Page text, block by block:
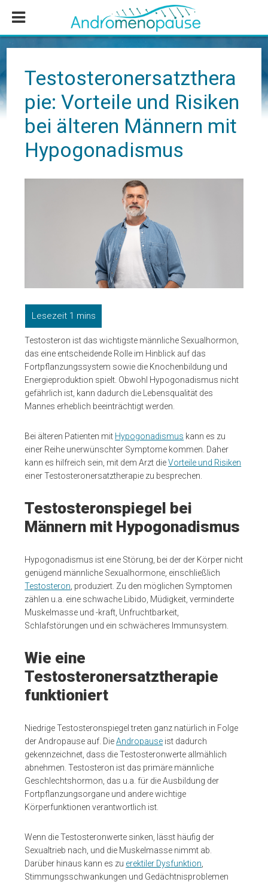
Inhalt
springen
Seitenspalte
springen
Fußzeile
springen
Testosteronersatzthera
pie: Vorteile und Risiken
bei älteren Männern mit
Hypogonadismus
Testosteron ist das wichtigste männliche Sexualhormon,
das eine entscheidende Rolle im Hinblick auf das
Fortpflanzungssystem sowie die Knochenbildung und
Energieproduktion spielt. Obwohl Hypogonadismus nicht
gefährlich ist, kann dadurch die Lebensqualität des
Mannes erheblich beeinträchtigt werden.
Bei älteren Patienten mit Hypogonadismus kann es zu
einer Reihe unerwünschter Symptome kommen. Daher
kann es hilfreich sein, mit dem Arzt dieVorteile und Risiken
einer Testosteronersatztherapie zu besprechen.
Testosteronspiegel bei
Männern mit Hypogonadismus
Hypogonadismus ist eine Störung, bei der der Körper nicht
genügend männliche Sexualhormone, einschließlich
Testosteron , produziert. Zu den möglichen Symptomen
zählen u.a. eine schwache Libido, Müdigkeit, verminderte
Muskelmasse und -kraft, Unfruchtbarkeit,
Schlafstörungen und ein schwächeres Immunsystem.
Wie eine
Testosteronersatztherapie
funktioniert
Niedrige Testosteronspiegel treten ganz natürlich in Folge
der Andropause auf. DieAndropause ist dadurch
gekennzeichnet, dass die Testosteronwerte allmählich
abnehmen. Testosteron ist das primäre männliche
Geschlechtshormon, das u.a. für die Ausbildung der
Fortpflanzungsorgane und andere wichtige
Körperfunktionen verantwortlich ist.
Wenn die Testosteronwerte sinken, lässt häufig der
Sexualtrieb nach, und die Muskelmasse nimmt ab.
Darüber hinaus kann es zu erektiler Dysfunktion
Stimmungsschwankungen und Gedächtnisproblemen